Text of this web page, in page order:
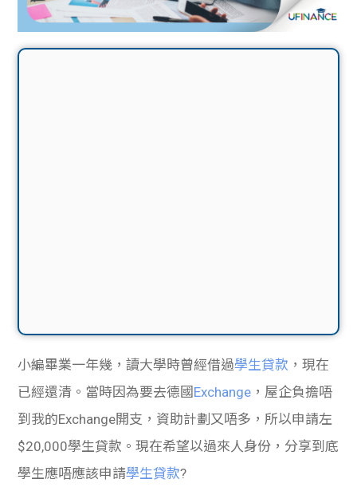
小編畢業一年幾，讀大學時曾經借過學生貸款 ，現在
已經還清。當時因為要去德國 Exchange ，屋企負擔唔
到我的Exchange開支，資助計劃又唔多，所以申請左
$20,000學生貸款。現在希望以過來人身份，分享到底
學生應唔應該申請學生貸款?